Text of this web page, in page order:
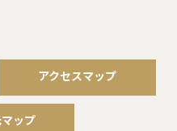
アクセスマップ
ップ